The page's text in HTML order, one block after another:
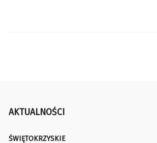
AKTUALNOŚCI
ŚWIĘTOKRZYSKIE